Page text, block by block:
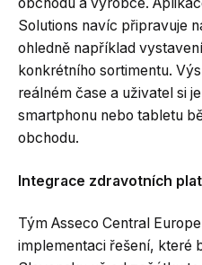
Solutions navíc připravuje
ohledně například
konkrétního sortimentu.
reálném čase a uživatel si
smartphonu nebo tabletu
obchodu.
Integrace zdravotních
Tým Asseco Central
implementaci řešení, které